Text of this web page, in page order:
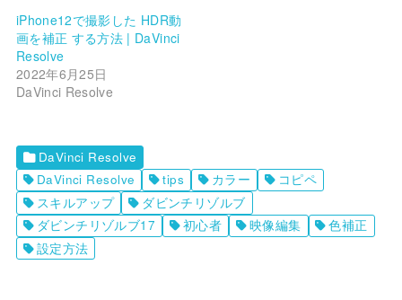
iPhone12で撮影した HDR動
画を補正 する方法 | DaVinci
Resolve
2022年6月25日
DaVinci Resolve
DaVinci Resolve
DaVinci Resolve
tips カラー
コピペ
スキルアップ
ダビンチリゾルブ
ダビンチリゾルブ17
初心者 映像編集
色補正
設定方法